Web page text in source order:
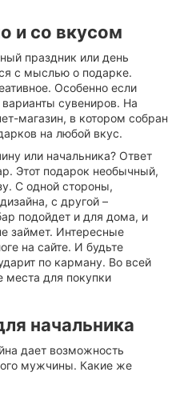
и со вкусом
праздник или день
с мыслью о подарке.
Особенно если
сувениров. На
магазин, в котором собран
на любой вкус.
или начальника? Ответ
Этот подарок необычный,
С одной стороны,
с другой –
подойдет и для дома, и
займет. Интересные
на сайте. И будьте
по карману. Во всей
места для покупки
начальника
дает возможность
мужчины. Какие же